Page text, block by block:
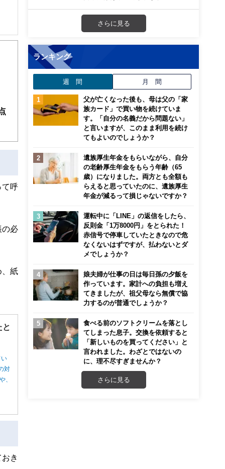
き
て呼
の必
、紙
と
い
対
、
き
さらに見る
ランキング
週 間 月 間
父が亡くなった後も、母は父の「家
族カード」で買い物を続けていま
す。「自分の名義だから問題ない」
と言いますが、このまま利用を続け
てもよいのでしょうか？
遺族厚生年金をもらいながら、自分
の老齢厚生年金をもらう年齢（65
歳）になりました。両方とも全額も
らえると思っていたのに、遺族厚生
年金が減るって損じゃないですか？
運転中に「LINE」の返信をしたら、
反則金「1万8000円」をとられた！
赤信号で停車していたときなので危
なくないはずですが、払わないとダ
メでしょうか？
娘夫婦が仕事の日は毎日孫の夕飯を
作っています。家計への負担も増え
てきましたが、祖父母なら無償で協
力するのが普通でしょうか？
食べる前のソフトクリームを落とし
てしまった息子。交換を依頼すると
「新しいものを買ってください」と
言われました。わざとではないの
に、理不尽すぎませんか？
さらに見る